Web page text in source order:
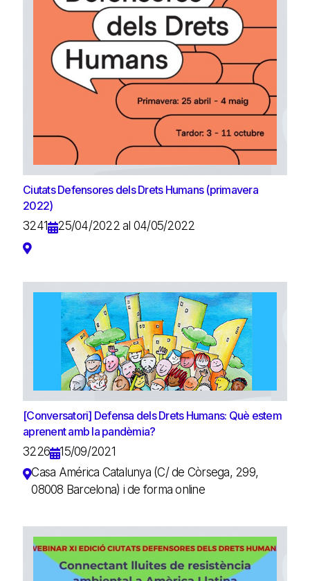
Ciutats Defensores dels Drets Humans (primavera
2022)
3241
25/04/2022 al 04/05/2022
[Conversatori] Defensa dels Drets Humans: Què estem
aprenent amb la pandèmia?
3226
15/09/2021
Casa América Catalunya (C/ de Còrsega, 299,
08008 Barcelona) i de forma online